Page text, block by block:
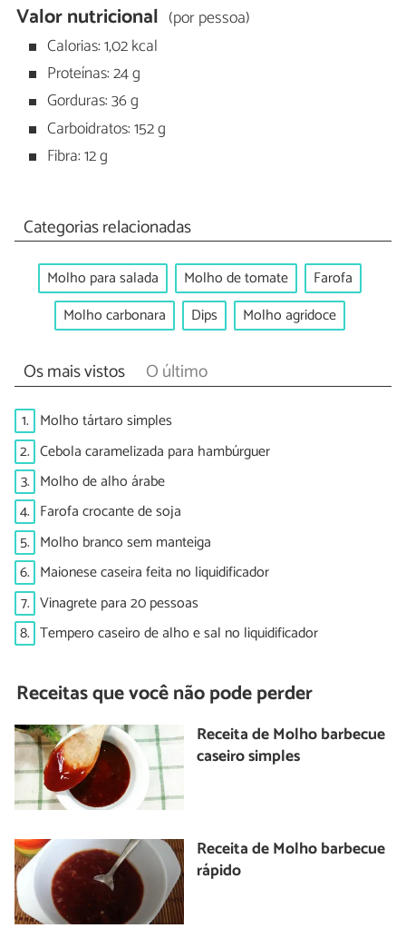
Valor nutricional (por pessoa)
Calorias: 1,02 kcal
Proteínas: 24 g
Gorduras: 36 g
Carboidratos: 152 g
Fibra: 12 g
Categorias relacionadas
Molho para salada Molho de tomate
Farofa
Molho carbonara
Dips Molho agridoce
Os mais vistos O último
1. Molho tártaro simples
2. Cebola caramelizada para hambúrguer
3. Molho de alho árabe
4. Farofa crocante de soja
5. Molho branco sem manteiga
6. Maionese caseira feita no liquidificador
7. Vinagrete para 20 pessoas
8. Tempero caseiro de alho e sal no liquidificador
Receitas que você não pode perder
Receita de Molho barbecue
caseiro simples
Receita de Molho barbecue
rápido